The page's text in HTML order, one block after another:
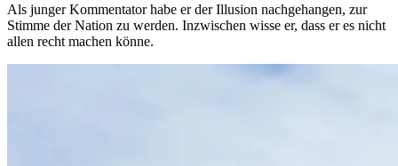
Als junger Kommentator habe er der Illusion nachgehangen, zur
Stimme der Nation zu werden. Inzwischen wisse er, dass er es nicht
allen recht machen könne.